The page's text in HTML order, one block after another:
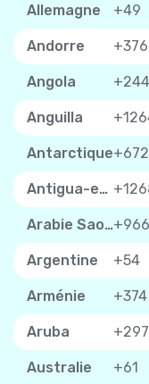
Allemagne +49
Andorre +376
Angola +244
Anguilla
Antarctique+672
Antigua-et-Barbuda
Arabie Saoudite+966
Argentine +54
Arménie +374
Aruba +297
Australie +61